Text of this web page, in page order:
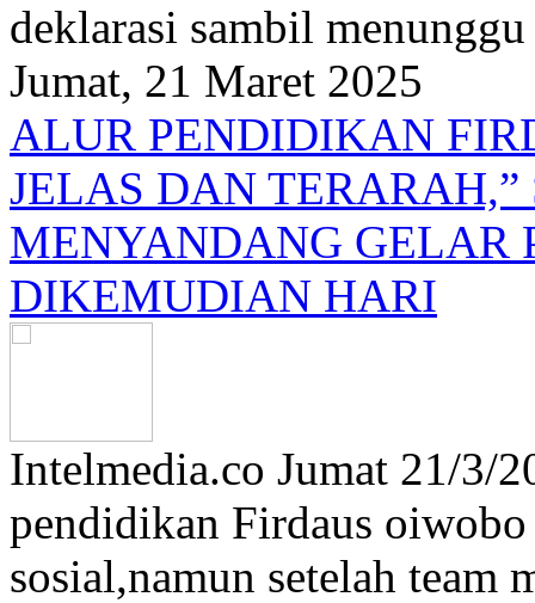
deklarasi sambil
Jumat, 21 Maret 2025
ALUR PENDIDIKAN
JELAS DAN TERARAH,”
MENYANDANG GELAR
DIKEMUDIAN HARI
Intelmedia.co Jumat 21/3/
pendidikan Firdaus
sosial,namun setelah team